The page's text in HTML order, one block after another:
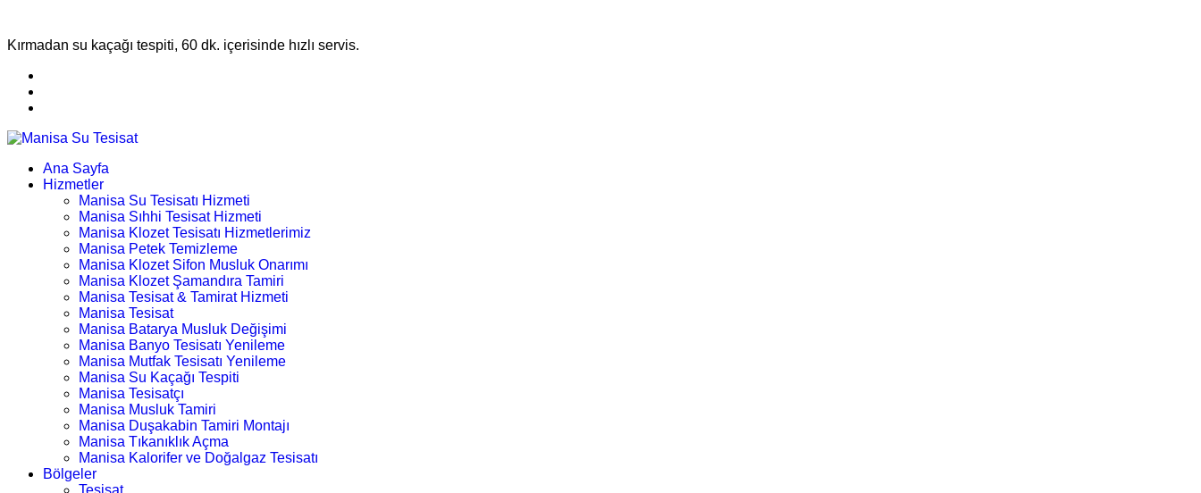
Kırmadan su kaçağı tespiti, 60 dk. içerisinde hızlı servis.
Ana Sayfa
Hizmetler
Manisa Su Tesisatı Hizmeti
Manisa Sıhhi Tesisat Hizmeti
Manisa Klozet Tesisatı Hizmetlerimiz
Manisa Petek Temizleme
Manisa Klozet Sifon Musluk Onarımı
Manisa Klozet Şamandıra Tamiri
Manisa Tesisat & Tamirat Hizmeti
Manisa Tesisat
Manisa Batarya Musluk Değişimi
Manisa Banyo Tesisatı Yenileme
Manisa Mutfak Tesisatı Yenileme
Manisa Su Kaçağı Tespiti
Manisa Tesisatçı
Manisa Musluk Tamiri
Manisa Duşakabin Tamiri Montajı
Manisa Tıkanıklık Açma
Manisa Kalorifer ve Doğalgaz Tesisatı
Bölgeler
Tesisat